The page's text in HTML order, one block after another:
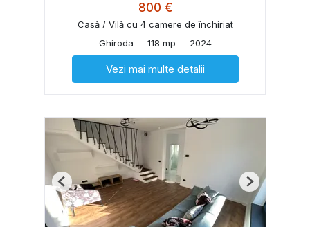
800 €
Casă / Vilă cu 4 camere de închiriat
Ghiroda
118 mp 2024
Vezi mai multe detalii
Previous Next